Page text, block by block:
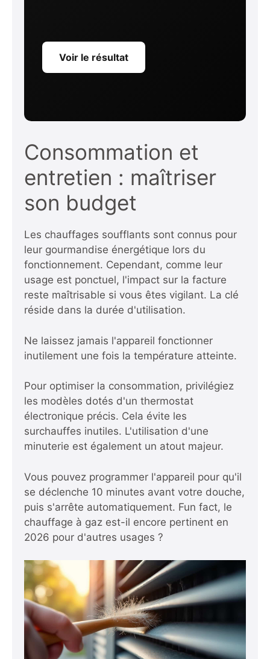
Voir le résultat
Consommation et
entretien : maîtriser
son budget
Les chauffages soufflants sont connus pour
leur gourmandise énergétique lors du
fonctionnement. Cependant, comme leur
usage est ponctuel, l'impact sur la facture
reste maîtrisable si vous êtes vigilant. La clé
réside dans la durée d'utilisation.
Ne laissez jamais l'appareil fonctionner
inutilement une fois la température atteinte.
Pour optimiser la consommation, privilégiez
les modèles dotés d'un thermostat
électronique précis. Cela évite les
surchauffes inutiles. L'utilisation d'une
minuterie est également un atout majeur.
Vous pouvez programmer l'appareil pour qu'il
se déclenche 10 minutes avant votre douche,
puis s'arrête automatiquement. Fun fact, le
chauffage à gaz est-il encore pertinent en
2026 pour d'autres usages ?